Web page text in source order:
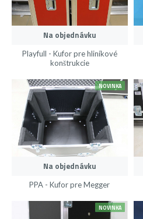
Na objednávku
Playfull - Kufor pre hliníkové
konštrukcie
NOVINKA
Na objednávku
PPA - Kufor pre Megger
NOVINKA